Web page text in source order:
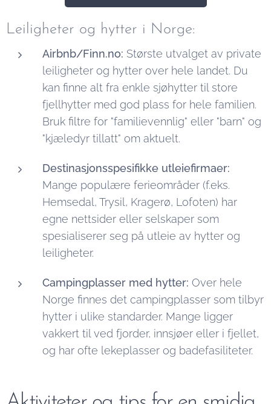
Leiligheter og hytter i Norge:
Airbnb/Finn.no: Største utvalget av private
leiligheter og hytter over hele landet. Du
kan finne alt fra enkle sjøhytter til store
fjellhytter med god plass for hele familien.
Bruk filtre for "familievennlig" eller "barn" og
"kjæledyr tillatt" om aktuelt.
Destinasjonsspesifikke utleiefirmaer:
Mange populære ferieområder (f.eks.
Hemsedal, Trysil, Kragerø, Lofoten) har
egne nettsider eller selskaper som
spesialiserer seg på utleie av hytter og
leiligheter.
Campingplasser med hytter: Over hele
Norge finnes det campingplasser som tilbyr
hytter i ulike standarder. Mange ligger
vakkert til ved fjorder, innsjøer eller i fjellet,
og har ofte lekeplasser og badefasiliteter.